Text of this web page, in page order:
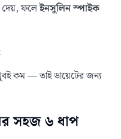
দেয়, ফলেইনসুলিন স্পাইক
খুবই কম — তাই ডায়েটের জন্য
সহজ ৬ ধাপ